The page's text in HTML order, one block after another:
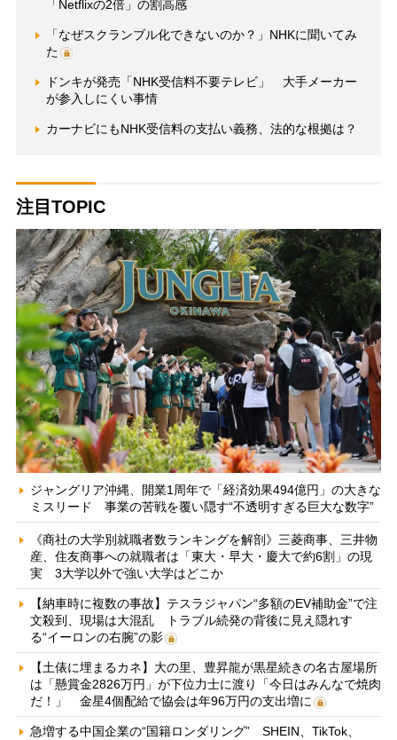
「Netflixの2倍」の割高感
「なぜスクランブル化できないのか？」NHKに聞いてみ
た
ドンキが発売「NHK受信料不要テレビ」 大手メーカー
が参入しにくい事情
カーナビにもNHK受信料の支払い義務、法的な根拠は？
注目TOPIC
ジャングリア沖縄、開業1周年で「経済効果494億円」の大きな
ミスリード 事業の苦戦を覆い隠す“不透明すぎる巨大な数字”
《商社の大学別就職者数ランキングを解剖》三菱商事、三井物
産、住友商事への就職者は「東大・早大・慶大で約6割」の現
実 3大学以外で強い大学はどこか
【納車時に複数の事故】テスラジャパン“多額のEV補助金”で注
文殺到、現場は大混乱 トラブル続発の背後に見え隠れす
る“イーロンの右腕”の影
【土俵に埋まるカネ】大の里、豊昇龍が黒星続きの名古屋場所
は「懸賞金2826万円」が下位力士に渡り「今日はみんなで焼肉
だ！」 金星4個配給で協会は年96万円の支出増に
急増する中国企業の“国籍ロンダリング” SHEIN、TikTok、